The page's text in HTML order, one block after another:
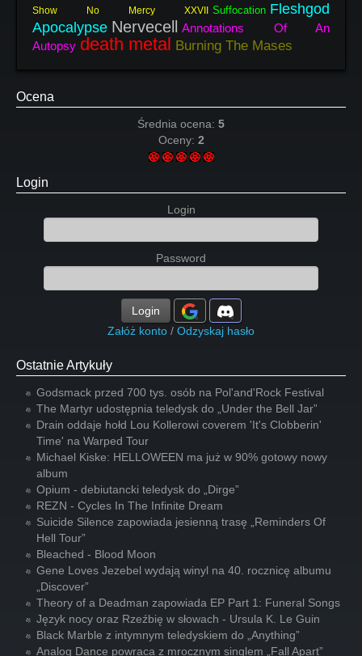
Show No Mercy XXVII Suffocation Fleshgod
Apocalypse Nervecell
Annotations Of An
Autopsy death metal Burning The Mases
Ocena
Średnia ocena: 5
Oceny: 2
Login
Login
Password
Login
Załóż konto / Odzyskaj hasło
Ostatnie Artykuły
Godsmack przed 700 tys. osób na Pol'and'Rock Festival
The Martyr udostępnia teledysk do „Under the Bell Jar”
Drain oddaje hołd Lou Kollerowi coverem 'It's Clobberin'
Time' na Warped Tour
Michael Kiske: HELLOWEEN ma już w 90% gotowy nowy
album
Opium - debiutancki teledysk do „Dirge”
REZN - Cycles In The Infinite Dream
Suicide Silence zapowiada jesienną trasę „Reminders Of
Hell Tour”
Bleached - Blood Moon
Gene Loves Jezebel wydają winyl na 40. rocznicę albumu
„Discover”
Theory of a Deadman zapowiada EP Part 1: Funeral Songs
Język nocy oraz Rzeźbię w słowach - Ursula K. Le Guin
Black Marble z intymnym teledyskiem do „Anything”
Analog Dance powraca z mrocznym singlem „Fall Apart”